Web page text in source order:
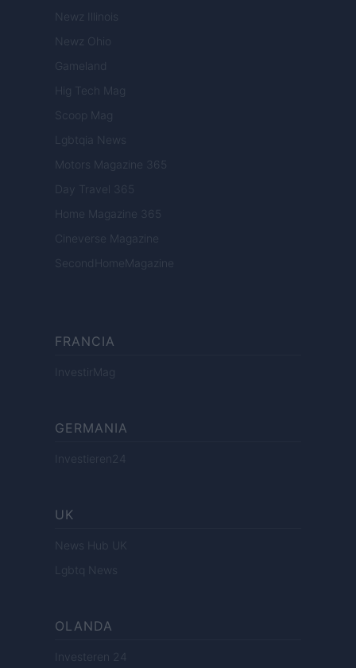
Newz Illinois
Newz Ohio
Gameland
Hig Tech Mag
Scoop Mag
Lgbtqia News
Motors Magazine 365
Day Travel 365
Home Magazine 365
Cineverse Magazine
SecondHomeMagazine
FRANCIA
InvestirMag
GERMANIA
Investieren24
UK
News Hub UK
Lgbtq News
OLANDA
Investeren 24